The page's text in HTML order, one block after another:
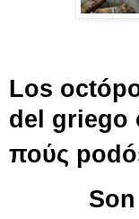
Los
del griego
πούς